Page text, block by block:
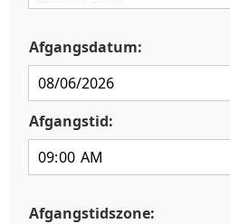
Afgangsdatum:
Afgangstid:
Afgangstidszone: